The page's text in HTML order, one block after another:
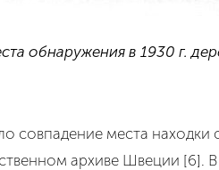
обнаружения в 1930 г.
совпадение места
архиве Швеции [6].